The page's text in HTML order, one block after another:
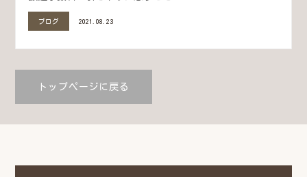
ブログ 2021.08.23
トップページに戻る